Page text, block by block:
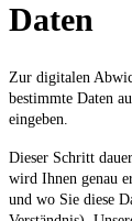
Daten
Zur digitalen
bestimmte Daten
eingeben.
Dieser Schritt
wird Ihnen genau
und wo Sie diese